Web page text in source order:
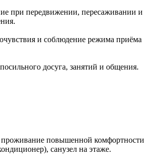
при передвижении, пересаживании и
и соблюдение режима приёма
досуга, занятий и общения.
повышенной комфортности
санузел на этаже.